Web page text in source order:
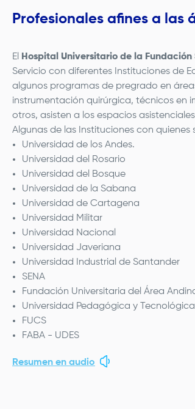
Profesionales afines a las
El Hospital Universitario de la
Servicio con diferentes Instituciones de
algunos programas de pregrado en
instrumentación quirúrgica, técnicos en
otros, asisten a los espacios
Algunas de las Instituciones con
Universidad de los Andes.
Universidad del Rosario
Universidad del Bosque
Universidad de la Sabana
Universidad de Cartagena
Universidad Militar
Universidad Nacional
Universidad Javeriana
Universidad Industrial de Santander
SENA
Fundación Universitaria del Área
Universidad Pedagógica y
FUCS
FABA - UDES
Resumen en audio